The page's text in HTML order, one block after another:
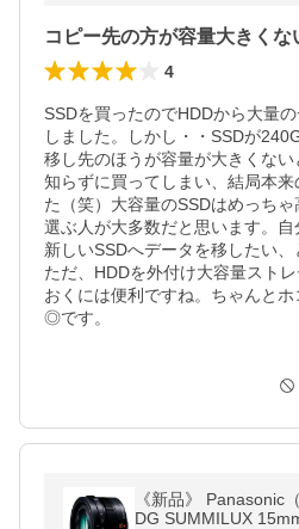
4
SSDを買ったのでHDDから大量
しました。しかし・・SSDが
移し先のほうが容量が大きくな
知らずに買ってしまい、結局本
た（笑）大容量のSSDはめっち
選ぶ人が大多数だと思います。
新しいSSDへデータを移したい、
ただ、HDDを外付け大容量スト
おくには便利ですね。ちゃんと
◎です。
《新品》 Panasonic
DG SUMMILUX